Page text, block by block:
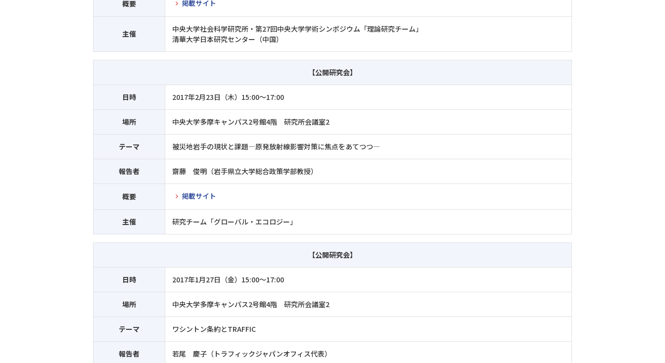
概要 掲載サイト
主催
中央大学社会科学研究所・第27回中央大学学術シンポジウム「理論研究チーム」
清華大学日本研究センター（中国）
【公開研究会】
日時 2017年2月23日（木）15:00～17:00
場所 中央大学多摩キャンパス2号館4階 研究所会議室2
テーマ 被災地岩手の現状と課題―原発放射線影響対策に焦点をあてつつ―
報告者 齋藤 俊明（岩手県立大学総合政策学部教授）
概要 掲載サイト
主催 研究チーム「グローバル・エコロジー」
【公開研究会】
日時 2017年1月27日（金）15:00～17:00
場所 中央大学多摩キャンパス2号館4階 研究所会議室2
テーマ ワシントン条約とTRAFFIC
報告者 若尾 慶子（トラフィックジャパンオフィス代表）